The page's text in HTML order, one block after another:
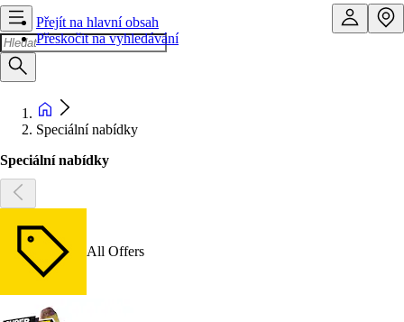
Přejít na hlavní obsah
Přeskočit na vyhledávání
Speciální nabídky
Speciální nabídky
All Offers